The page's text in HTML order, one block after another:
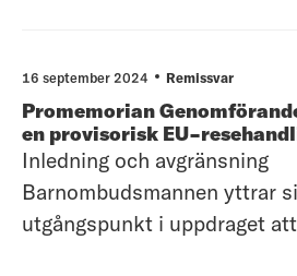
Barnombudsmannen
i huvudsak övergripande
Barnombudsmannens
16 september 2024 Remissvar
Promemorian
en provisorisk EU-
Inledning och avgränsning
Barnombudsmannen yttrar
utgångspunkt i uppdraget